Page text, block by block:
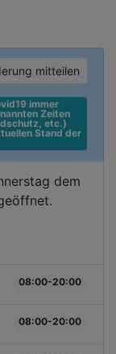
mitteilen
immer
Zeiten
etc.)
Stand der
dem
08:00-20:00
08:00-20:00